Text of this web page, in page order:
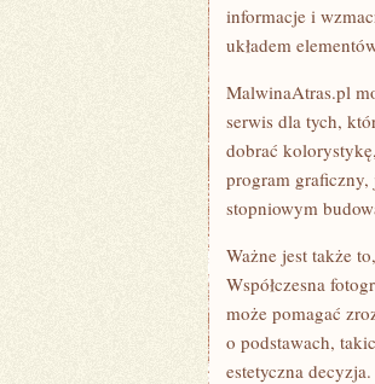
informacje i
układem
MalwinaAtras.pl
serwis dla tych,
dobrać
program graficzny,
stopniowym
Ważne jest także
Współczesna
może pomagać
o podstawach,
estetyczna decyzja.